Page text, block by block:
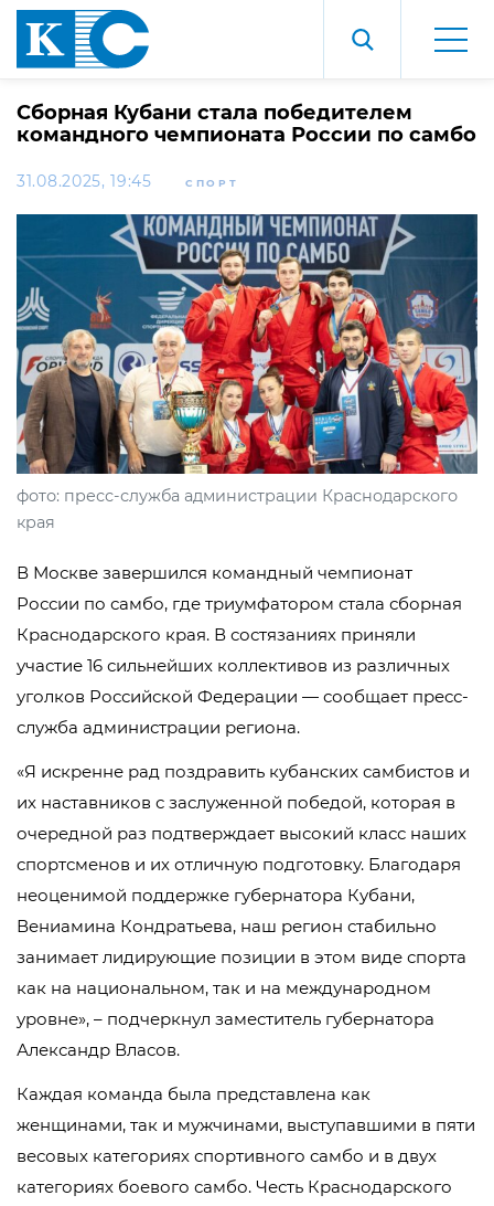
Сборная Кубани стала победителем
командного чемпионата России по самбо
31.08.2025, 19:45 СПОРТ
фото: пресс-служба администрации Краснодарского
края
В Москве завершился командный чемпионат
России по самбо, где триумфатором стала сборная
Краснодарского края. В состязаниях приняли
участие 16 сильнейших коллективов из различных
уголков Российской Федерации — сообщает пресс-
служба администрации региона.
«Я искренне рад поздравить кубанских самбистов и
их наставников с заслуженной победой, которая в
очередной раз подтверждает высокий класс наших
спортсменов и их отличную подготовку. Благодаря
неоценимой поддержке губернатора Кубани,
Вениамина Кондратьева, наш регион стабильно
занимает лидирующие позиции в этом виде спорта
как на национальном, так и на международном
уровне», – подчеркнул заместитель губернатора
Александр Власов.
Каждая команда была представлена как
женщинами, так и мужчинами, выступавшими в пяти
весовых категориях спортивного самбо и в двух
категориях боевого самбо. Честь Краснодарского